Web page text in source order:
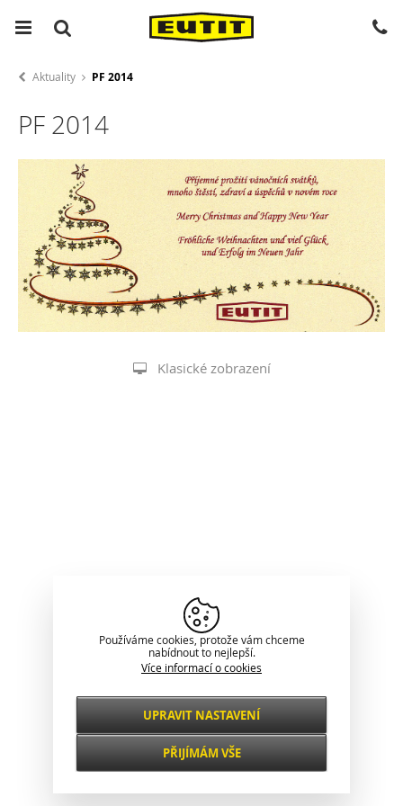
Aktuality PF 2014
PF 2014
Klasické zobrazení
Používáme cookies, protože vám chceme
nabídnout to nejlepší.
Více informací o cookies
Nezbytné
VŽDY AKTIVNÍ
Funkční a
UPRAVIT NASTAVENÍ
PŘIJÍMÁM VŠE